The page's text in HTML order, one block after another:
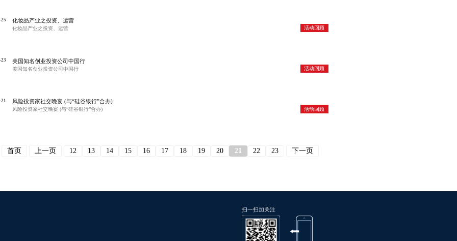
25
活动回顾
化妆品产业之投资、运营
化妆品产业之投资、运营
23
活动回顾
美国知名创业投资公司中国行
美国知名创业投资公司中国行
21
活动回顾
风险投资家社交晚宴 (与“硅谷银行”合办)
风险投资家社交晚宴 (与“硅谷银行”合办)
首页 上一页 12 13 14 15 16 17 18 19 20 21 22 23 下一页
扫一扫加关注